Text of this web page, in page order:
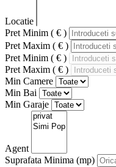
Locatie
Pret Minim ( € )
Pret Maxim ( € )
Pret Minim ( € )
Pret Maxim ( € )
Min Camere
Min Bai
Min Garaje
Agent
Suprafata Minima (mp)